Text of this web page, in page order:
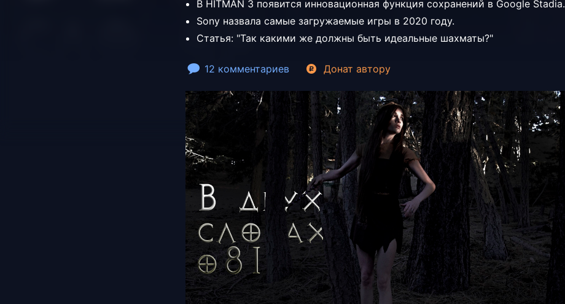
В HITMAN 3 появится инновационная функция сохранений в Google Stadia.
Sony назвала самые загружаемые игры в 2020 году.
Статья: "Так какими же должны быть идеальные шахматы?"
12 комментариев Донат автору